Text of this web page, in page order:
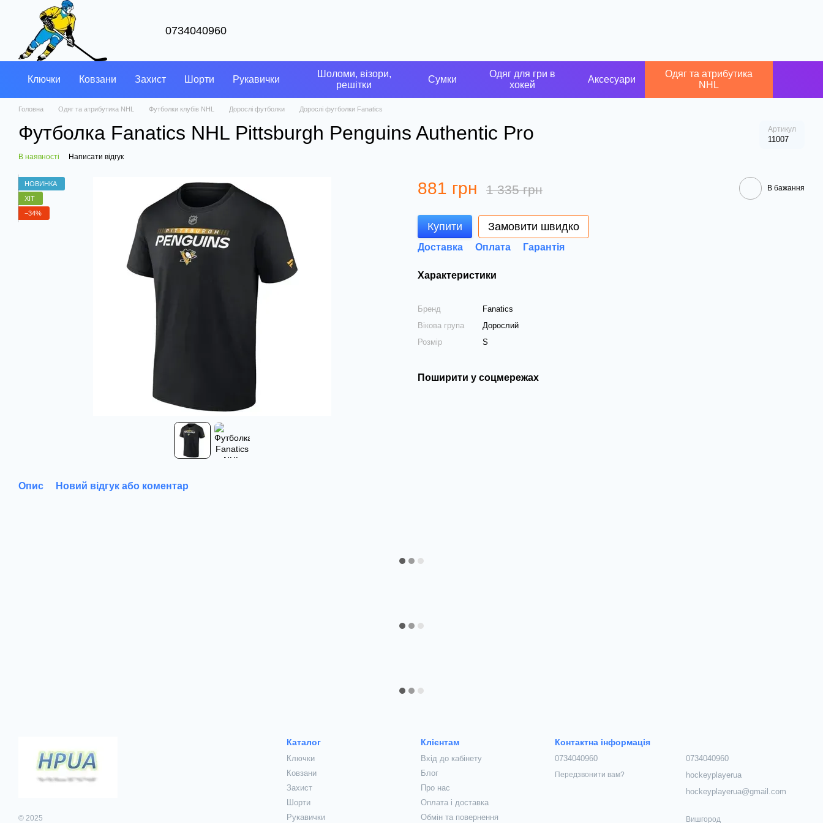
Перейти до основного контенту
0734040960
Ключки Ковзани Захист Шорти Рукавички
Шоломи, візори,
решітки
Сумки
Одяг для гри в
хокей
Аксесуари
Одяг та атрибутика
NHL
Головна Одяг та атрибутика NHL Футболки клубів NHL Дорослі футболки Дорослі футболки Fanatics
Футболка Fanatics NHL Pittsburgh Penguins Authentic Pro Артикул
11007
В наявності Написати відгук
НОВИНКА
ХІТ
−34%
Опис Новий відгук або коментар
881 грн 1 335 грн В бажання
Купити Замовити швидко
Доставка Оплата Гарантія
Характеристики
Бренд
Fanatics
Вікова група
Дорослий
Розмір
S
Поширити у соцмережах
© 2025
Каталог
Ключки
Ковзани
Захист
Шорти
Рукавички
Клієнтам
Вхід до кабінету
Блог
Про нас
Оплата і доставка
Обмін та повернення
Контактна інформація
0734040960
Передзвонити вам?
0734040960
hockeyplayerua
hockeyplayerua@gmail.com
Вишгород